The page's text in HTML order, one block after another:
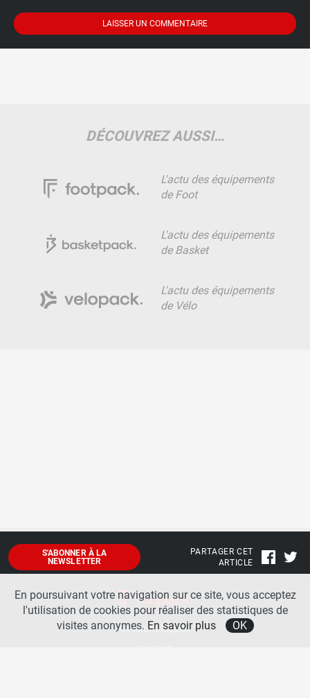
DÉCOUVREZ AUSSI…
L'actu des équipements
de Foot
L'actu des équipements
de Basket
L'actu des équipements
de Vélo
S'ABONNER À LA
NEWSLETTER
PARTAGER CET
ARTICLE
Mentions légales
En poursuivant votre navigation sur ce site, vous acceptez
l'utilisation de cookies pour réaliser des statistiques de
visites anonymes. En savoir plus OK